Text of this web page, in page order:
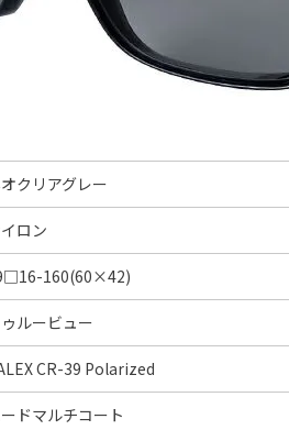
クリアグレー
ロン
160(60×42)
ゥルービュー
CR-39 Polarized
ドマルチコート